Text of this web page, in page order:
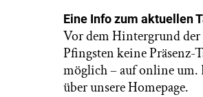
Eine Info zum aktuellen
Vor dem Hintergrund
Pfingsten keine
möglich – auf online um.
über unsere Homepage.